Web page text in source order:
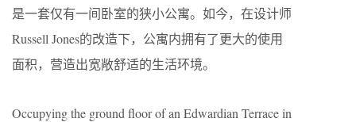
是一套仅有一间卧室的狭小公寓。如今，在设计师
Russell Jones的改造下，公寓内拥有了更大的使用
面积，营造出宽敞舒适的生活环境。
Occupying the ground floor of an Edwardian Terrace in